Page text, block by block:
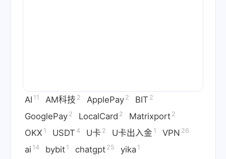
AI 11 AM科技 2 ApplePay 2 BIT 2
GooglePay 2 LocalCard 2 Matrixport 2
OKX 1 USDT 4 U卡 2 U卡出入金 1 VPN 26
ai 14 bybit 1 chatgpt 25 yika 1